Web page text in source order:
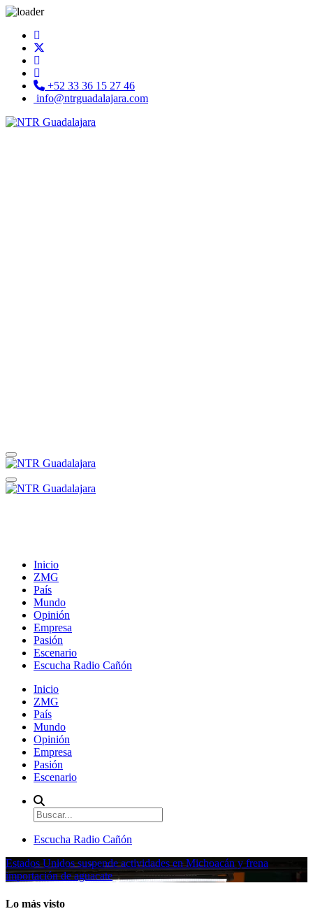
+52 33 36 15 27 46
info@ntrguadalajara.com
Inicio
ZMG
País
Mundo
Opinión
Empresa
Pasión
Escenario
Escucha Radio Cañón
Inicio
ZMG
País
Mundo
Opinión
Empresa
Pasión
Escenario
Escucha Radio Cañón
Estados Unidos suspende actividades en Michoacán y frena
importación de aguacate
Lo más visto